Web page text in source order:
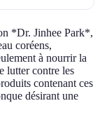
*Dr. Jinhee Park*,
coréens,
à nourrir la
lutter contre les
contenant ces
désirant une